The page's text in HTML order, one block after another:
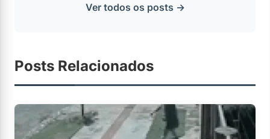
Ver todos os posts →
Posts Relacionados